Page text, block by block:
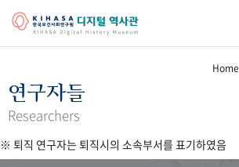
걸어온 길 기관 변천사
연구 역사
Home
연구자들
Researchers
※ 퇴직 연구자는 퇴직시의 소속부서를 표기하였음